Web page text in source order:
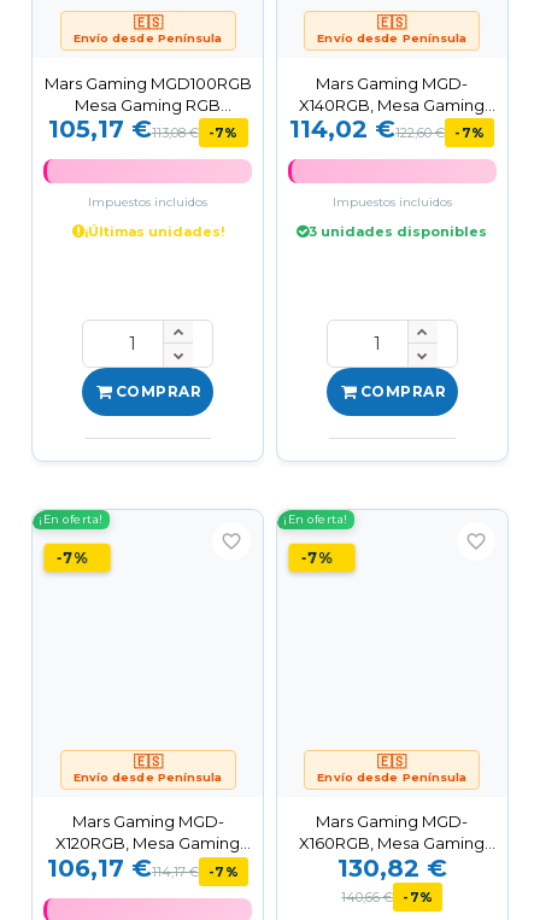
🇪🇸
Envío desde Península
Mars Gaming MGD100RGB
Mesa Gaming RGB
Alfombrilla XXL Soporte...
105,17 €113,08 € -7%
Impuestos incluidos
¡Últimas unidades!
COMPRAR
🇪🇸
Envío desde Península
Mars Gaming MGD-
X140RGB, Mesa Gaming
Ergonómica, Iluminación
114,02 €122,60 € -7%
Impuestos incluidos
3 unidades disponibles
COMPRAR
¡En oferta!
-7%
🇪🇸
Envío desde Península
favorite_border
Mars Gaming MGD-
X120RGB, Mesa Gaming
Ergonómica, Iluminación
106,17 €114,17 € -7%
¡En oferta!
-7%
🇪🇸
Envío desde Península
favorite_border
Mars Gaming MGD-
X160RGB, Mesa Gaming
Ergonómica, Iluminación
ARGB...
130,82 €
140,66 € -7%